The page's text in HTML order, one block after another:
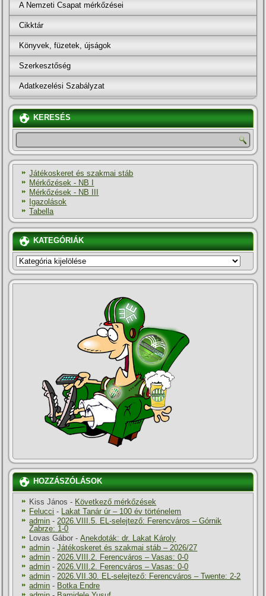
A Nemzeti Csapat mérkőzései
Cikktár
Könyvek, füzetek, újságok
Szerkesztőség
Adatkezelési Szabályzat
KERESÉS
Játékoskeret és szakmai stáb
Mérkőzések - NB I
Mérkőzések - NB III
Igazolások
Tabella
KATEGÓRIÁK
KATEGÓRIÁK
HOZZÁSZÓLÁSOK
Kiss János - Következő mérkőzések
Felucci - Lakat Tanár úr – 100 év történelem
admin -2026.VIII.5. EL-selejtező: Ferencváros – Górnik
Zabrze: 1-0
Lovas Gábor -Anekdoták: dr. Lakat Károly
admin -Játékoskeret és szakmai stáb – 2026/27
admin -2026.VIII.2. Ferencváros – Vasas: 0-0
admin -2026.VIII.2. Ferencváros – Vasas: 0-0
admin -2026.VII.30. EL-selejtező: Ferencváros – Twente: 2-2
admin - Botka Endre